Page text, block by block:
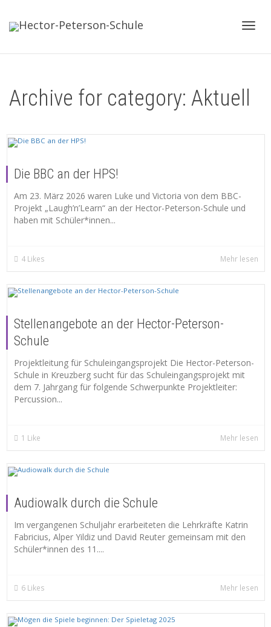
Archive for category: Aktuell
Die BBC an der HPS!
Am 23. März 2026 waren Luke und Victoria von dem BBC-
Projekt „Laugh’n’Learn“ an der Hector-Peterson-Schule und
haben mit Schüler*innen...
4 Likes Mehr lesen
Stellenangebote an der Hector-Peterson-
Schule
Projektleitung für Schuleingangsprojekt Die Hector-Peterson-
Schule in Kreuzberg sucht für das Schuleingangsprojekt mit
dem 7. Jahrgang für folgende Schwerpunkte Projektleiter:
Percussion...
1 Like Mehr lesen
Audiowalk durch die Schule
Im vergangenen Schuljahr erarbeiteten die Lehrkräfte Katrin
Fabricius, Alper Yildiz und David Reuter gemeinsam mit den
Schüler*innen des 11....
6 Likes Mehr lesen